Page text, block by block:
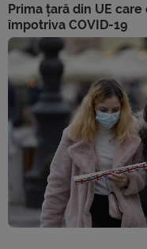
Prima țară din UE
împotriva COVID-19